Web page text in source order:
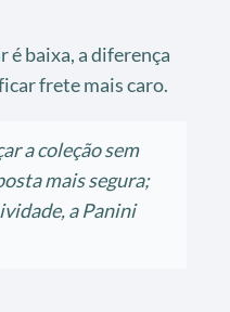
é baixa, a diferença
frete mais caro.
a coleção sem
mais segura;
a Panini